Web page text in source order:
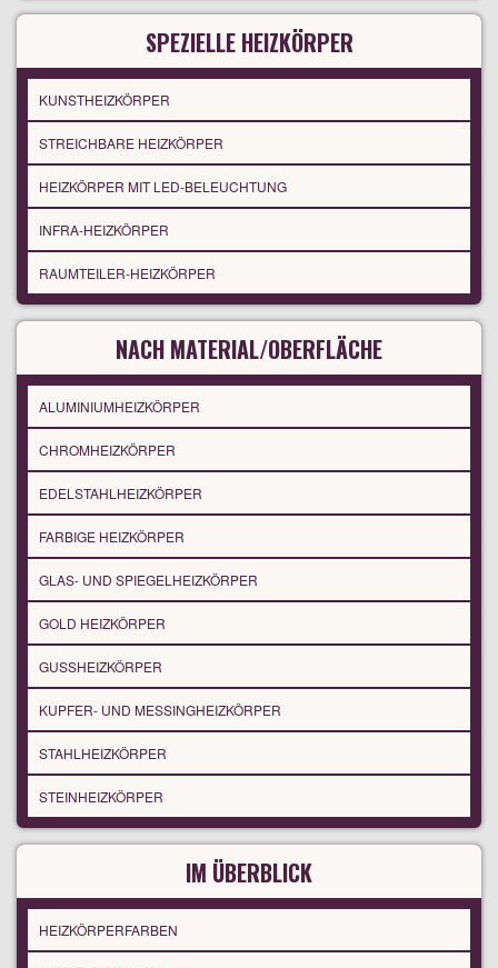
SPEZIELLE HEIZKÖRPER
KUNSTHEIZKÖRPER
STREICHBARE HEIZKÖRPER
HEIZKÖRPER MIT LED-BELEUCHTUNG
INFRA-HEIZKÖRPER
RAUMTEILER-HEIZKÖRPER
NACH MATERIAL/OBERFLÄCHE
ALUMINIUMHEIZKÖRPER
CHROMHEIZKÖRPER
EDELSTAHLHEIZKÖRPER
FARBIGE HEIZKÖRPER
GLAS- UND SPIEGELHEIZKÖRPER
GOLD HEIZKÖRPER
GUSSHEIZKÖRPER
KUPFER- UND MESSINGHEIZKÖRPER
STAHLHEIZKÖRPER
STEINHEIZKÖRPER
IM ÜBERBLICK
HEIZKÖRPERFARBEN